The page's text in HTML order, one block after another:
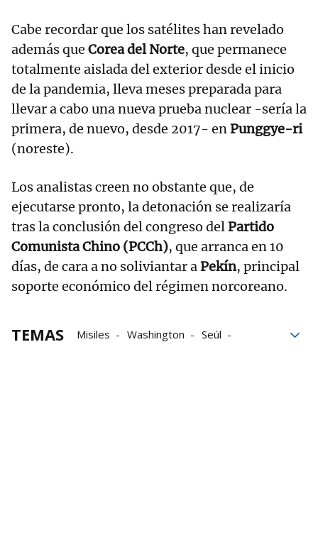
Cabe recordar que los satélites han revelado
además que Corea del Norte, que permanece
totalmente aislada del exterior desde el inicio
de la pandemia, lleva meses preparada para
llevar a cabo una nueva prueba nuclear -sería la
primera, de nuevo, desde 2017- enPunggye-ri
(noreste).
Los analistas creen no obstante que, de
ejecutarse pronto, la detonación se realizaría
tras la conclusión del congreso delPartido
Comunista Chino (PCCh), que arranca en 10
días, de cara a no soliviantar aPekín, principal
soporte económico del régimen norcoreano.
TEMAS Misiles Washington
Seúl